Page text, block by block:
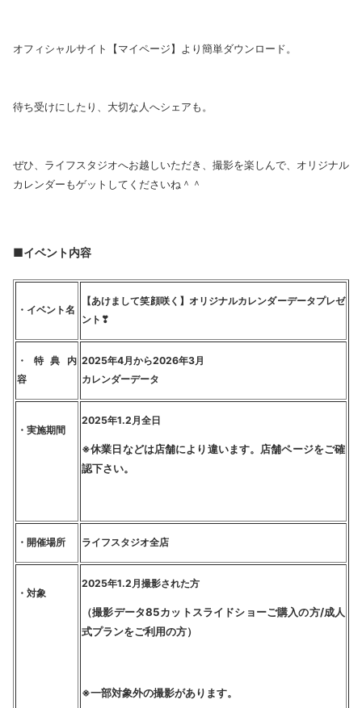
オフィシャルサイト【マイページ】より簡単ダウンロード。
待ち受けにしたり、大切な人へシェアも。
ぜひ、ライフスタジオへお越しいただき、撮影を楽しんで、オリジナル
カレンダーもゲットしてくださいね＾＾
■イベント内容
・イベント名
【あけまして笑顔咲く】オリジナルカレンダーデータプレゼ
ント ❣
・特典内
容
2025年4月から2026年3月
カレンダーデータ
・実施期間
2025年1.2月全日
※休業日などは店舗により違います。店舗ページをご確
認下さい。
・開催場所 ライフスタジオ全店
・対象
2025年1.2月撮影された方
（撮影データ85カットスライドショーご購入の方/成人
式プランをご利用の方）
※一部対象外の撮影があります。